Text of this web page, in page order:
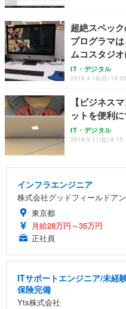
超絶スペッ
プログラマ
ムコスタジ
IT・デジタル
2018.4.16(月) 19:30
【ビジネス
ットを便利
IT・デジタル
2018.5.11(金) 8:15
インフラエンジニア
株式会社グッドフィールドア
東京都
月給28万円～35万円
正社員
ITサポートエンジニア/未経
保険完備
Yts株式会社